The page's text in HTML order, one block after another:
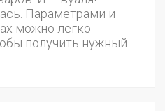
Параметрами и
можно легко
получить нужный